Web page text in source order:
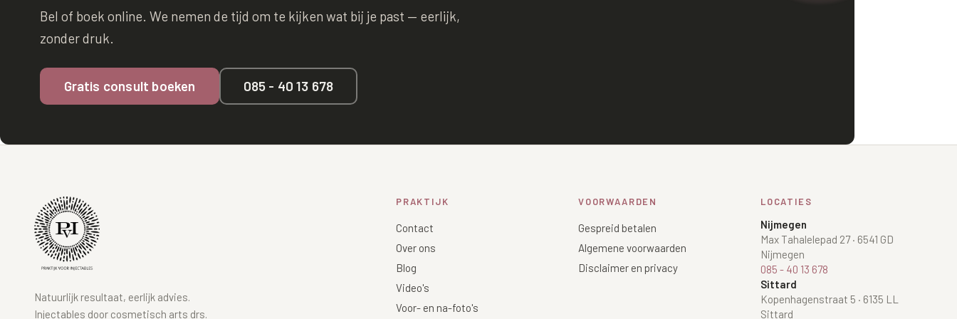
Bel of boek online. We nemen de tijd om te kijken wat bij je past — eerlijk,
zonder druk.
Gratis consult boeken 085 - 40 13 678
Natuurlijk resultaat, eerlijk advies.
Injectables door cosmetisch arts drs.
PRAKTIJK
Contact
Over ons
Blog
Video's
Voor- en na-foto's
VOORWAARDEN
Gespreid betalen
Algemene voorwaarden
Disclaimer en privacy
LOCATIES
Nijmegen
Max Tahalelepad 27· 6541 GD
Nijmegen
085 - 40 13 678
Sittard
Kopenhagenstraat 5 · 6135 LL
Sittard